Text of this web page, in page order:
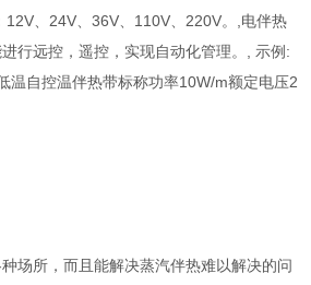
12V、24V、36V、110V、220V。,电伴热
行远控，遥控，实现自动化管理。, 示例:
温自控温伴热带标称功率10W/m额定电压2
场所，而且能解决蒸汽伴热难以解决的问